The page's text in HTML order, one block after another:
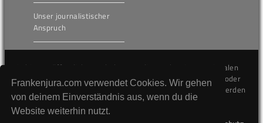
Frankenjura.com verwendet Cookies. Wir gehen
von deinem Einverständnis aus, wenn du die
Website weiterhin nutzt.
Unser journalistischer
Anspruch
Die hier veröffentlichten Inhalte unterliegen dem internationalen
Urheberrecht (Copyright) und dürfen nicht kopiert, verändert oder
unverändert wiederveröffentlicht werden. Gegen Verstöße werden
wir auf juristischem Wege vorgehen.